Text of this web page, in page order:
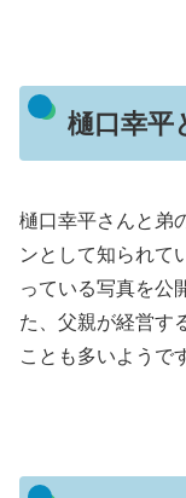
樋口幸平
樋口幸平さんと弟
ンとして知られて
っている写真を公
た、父親が経営す
ことも多いようで